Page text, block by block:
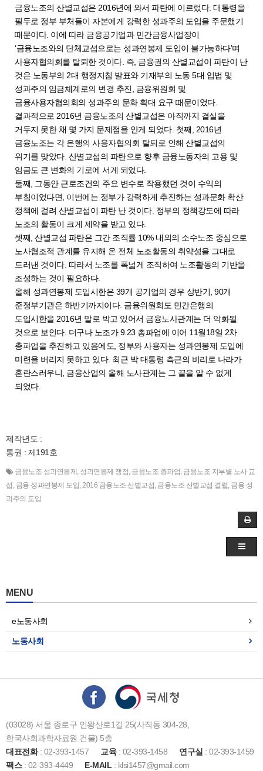
금융노조의 산별교섭은 2016년에 와서 파탄에 이르렀다. 대통령을
필두로 정부 부처들이 자본에게 강력한 성과주의 도입을 주문했기
때문이다. 이에 따라 금융공기업과 민간금융사업장이
‘금융노조와의 단체교섭으로는 성과연봉제 도입이 불가능하다’며
사용자협의회를 탈퇴한 것이다. 즉, 금융권의 산별교섭이 파탄이 난
것은 노동부의 2대 행정지침 발표와 기재부의 노동 5대 입법 및
성과주의 임금체계로의 변경 추진, 금융위원회 및
금융사용자협의회의 성과주의 문화 확대 요구 때문이었다.
결과적으로 2016년 금융노조의 산별교섭은 아직까지 결실을
거두지 못한 채 몇 가지 문제점을 안게 되었다. 첫째, 2016년
금융노조는 각 은행의 사용자협의회 탈퇴로 인해 산별교섭의
위기를 맞았다. 산별교섭의 파탄으로 향후 금융노동자의 고용 및
임금도 큰 변화의 기로에 서게 되었다.
둘째, 그동안 근로조건의 주요 변수로 작용했던 것이 수익의
부침이었다면, 이번에는 정부가 강력하게 추진하는 성과문화 확산
정책에 걸려 산별교섭이 파탄 난 것이다. 정부의 정책강도에 따라
노조의 활동이 크게 제약을 받고 있다.
셋째, 산별교섭 파탄은 그간 조직률 10% 내외의 소수노조 중심으로
노사협조적 관계를 유지해 온 전체 노조활동의 취약성을 그대로
드러낸 것이다. 따라서 노조를 폭넓게 조직하여 노조활동의 기반을
조성하는 것이 필요하다.
올해 성과연봉제 도입시한은 39개 공기업의 경우 상반기, 90개
준정부기관은 하반기까지이다. 금융위원회도 민간은행의
도입시한을 2016년 말로 박고 있어서 금융노사관계는 더 악화될
것으로 보인다. 더구나 노조가 9.23 총파업에 이어 11월18일 2차
총파업을 추진하고 있음에도, 정부와 사용자는 성과연봉제 도입에
미련을 버리지 못하고 있다. 최근 박 대통령 측근의 비리로 나라가
혼란스러우니, 금융산업의 올해 노사관계는 그 끝을 알 수 없게
되었다.
제작년도 :
통권 : 제191호
금융노조 성과연봉제 성과연봉제 쟁점 금융노조 총파업 금융노조 지부별 노사 교
섭 금융 성과연봉제 도입 2016 금융노조 산별교섭 금융노조 산별교섭 결렬 금융 성
과주의 도입
MENU
e노동사회
노동사회
(03028) 서울 종로구 인왕산로1길 25(사직동 304-28,
한국사회과학자료원 건물) 5층
대표전화: 02-393-1457 교육: 02-393-1458 연구실 : 02-393-1459
팩스: 02-393-4449 E-MAIL : klsi1457@gmail.com